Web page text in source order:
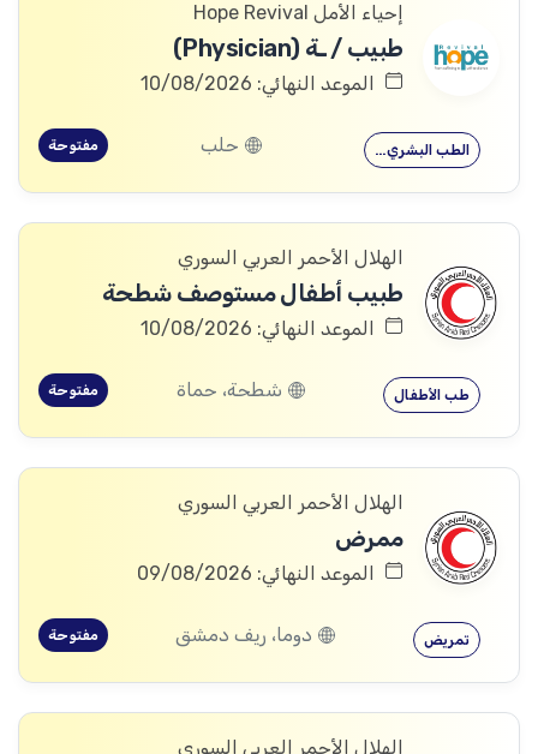
إحياء الأمل Hope Revival
طبيب / ـة (Physician)
الموعد النهائي: 10/08/2026
الطب البشري… حلب مفتوحة
الهلال الأحمر العربي السوري
طبيب أطفال مستوصف شطحة
الموعد النهائي: 10/08/2026
طب الأطفال شطحة، حماة مفتوحة
الهلال الأحمر العربي السوري
ممرض
الموعد النهائي: 09/08/2026
تمريض دوما، ريف دمشق مفتوحة
الهلال الأحمر العربي السوري